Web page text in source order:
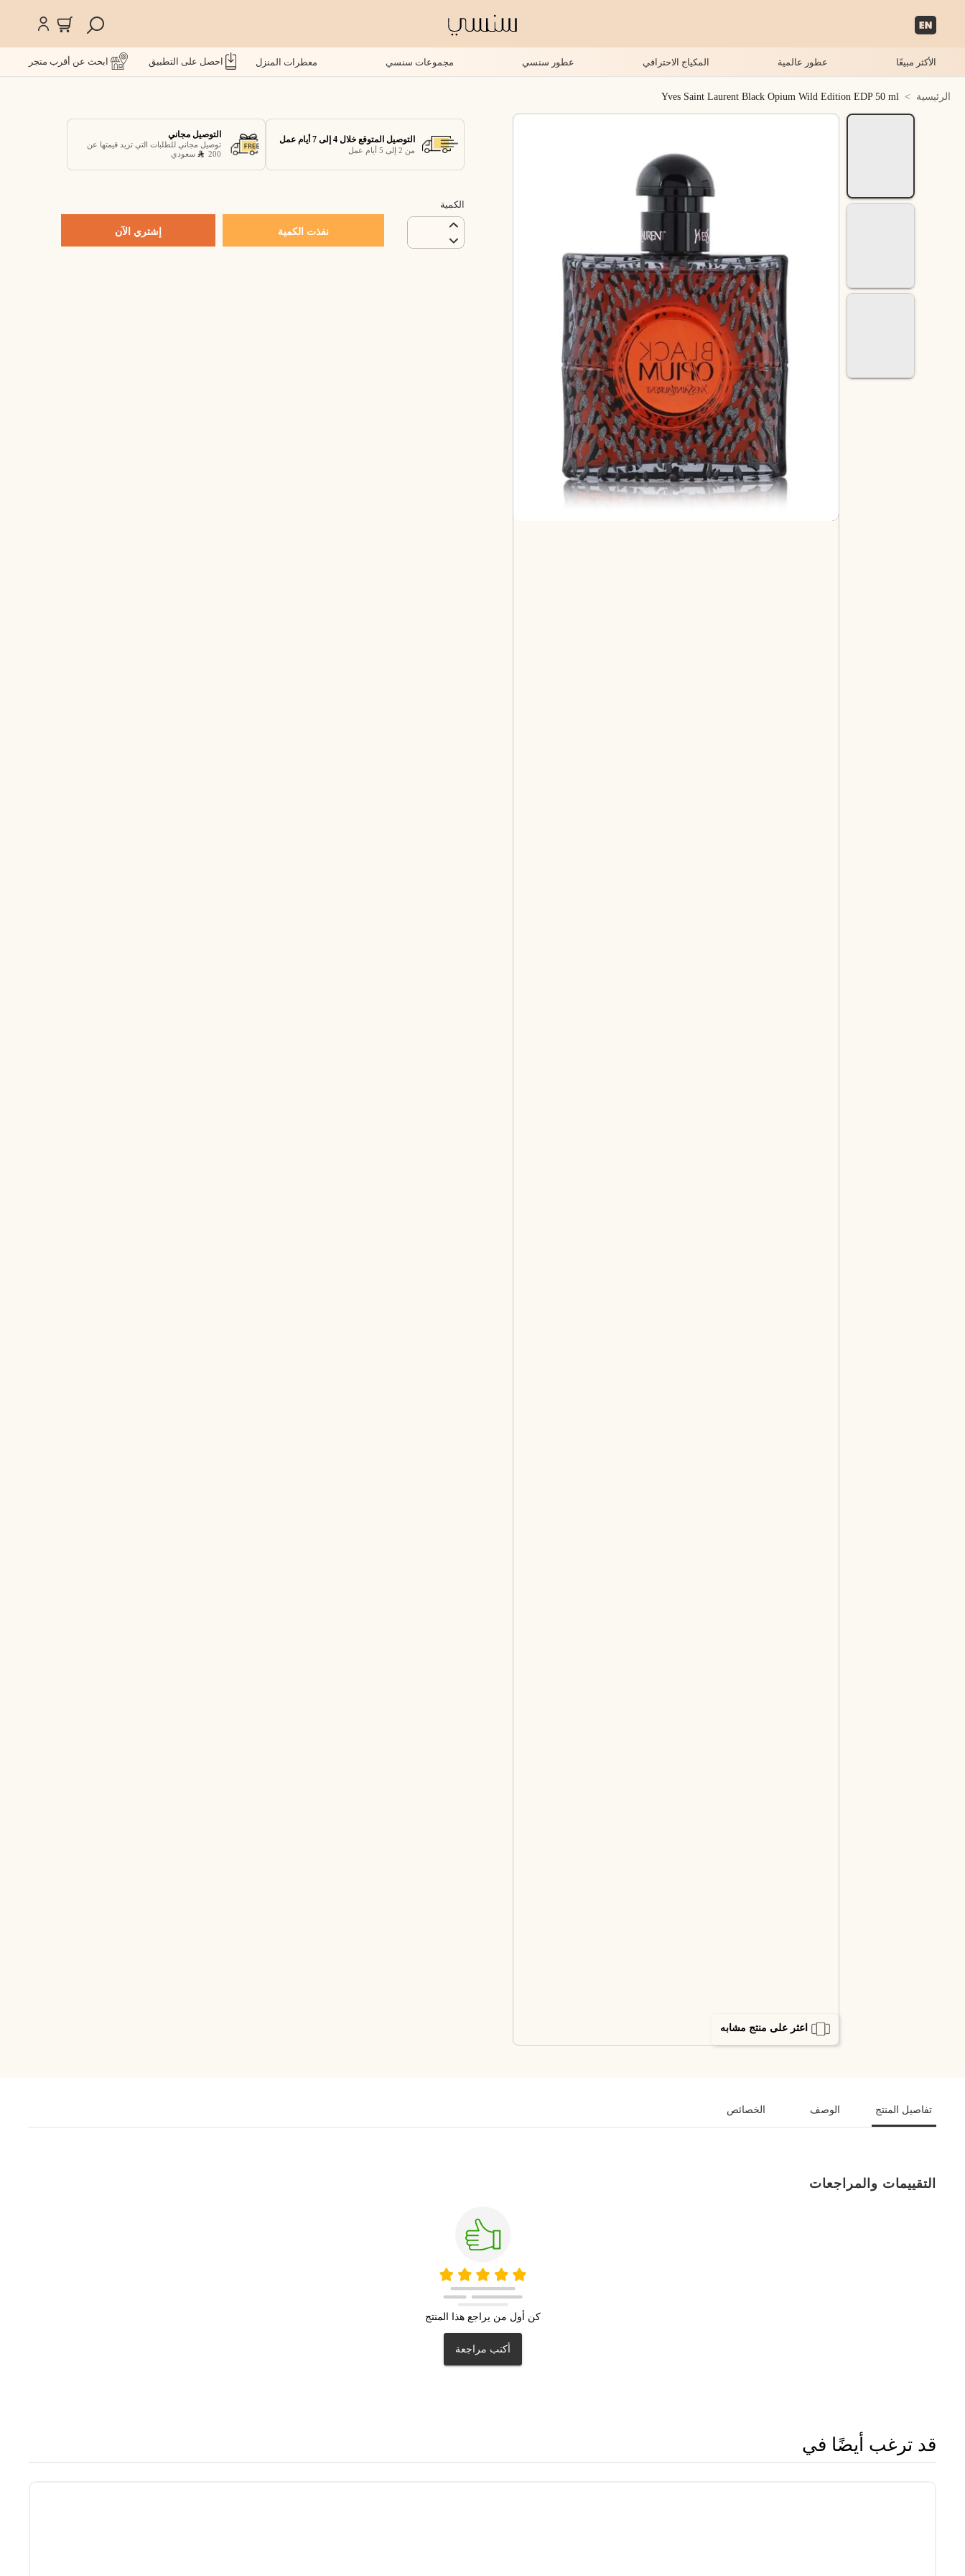
الأكثر مبيعًا عطور عالمية المكياج الاحترافي عطور سنسي مجموعات سنسي معطرات المنزل احصل على التطبيق ابحث عن أقرب متجر
الرئيسية >
Yves Saint Laurent Black Opium Wild Edition EDP 50 ml
اعثر على منتج مشابه
التوصيل المتوقع خلال 4 إلى 7 أيام عمل
من 2 إلى 5 أيام عمل
التوصيل مجاني
توصيل مجاني للطلبات التي تزيد قيمتها عن
200
سعودي
الكمية
نفذت الكمية إشتري الآن
تفاصيل المنتج الوصف الخصائص
التقييمات والمراجعات
كن أول من يراجع هذا المنتج
أكتب مراجعة
قد ترغب أيضًا في